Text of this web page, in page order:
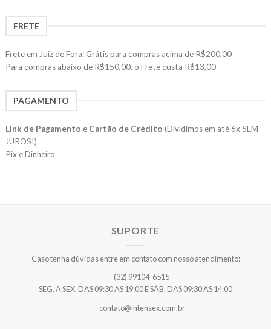
FRETE
Frete em Juiz de Fora: Grátis para compras acima de R$200,00
Para compras abaixo de R$150,00, o Frete custa R$13,00
PAGAMENTO
Link de Pagamento e Cartão de Crédito (Dividimos em até 6x SEM
JUROS!)
Pix e Dinheiro
SUPORTE
Caso tenha dúvidas entre em contato com nosso atendimento:
(32) 99104-6515
SEG. A SEX. DAS 09:30 ÀS 19:00 E SÁB. DAS 09:30 ÀS 14:00
contato@intensex.com.br